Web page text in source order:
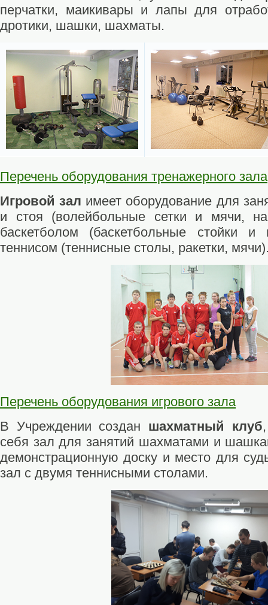
перчатки, маикивары и лапы для
дротики, шашки, шахматы.
Перечень оборудования тренажерного зала
Игровой зал имеет оборудование для
и стоя (волейбольные сетки и мячи,
баскетболом (баскетбольные стойки
теннисом (теннисные столы, ракетки,
Перечень оборудования игрового зала
В Учреждении создан шахматный клуб
себя зал для занятий шахматами и
демонстрационную доску и место для
зал с двумя теннисными столами.